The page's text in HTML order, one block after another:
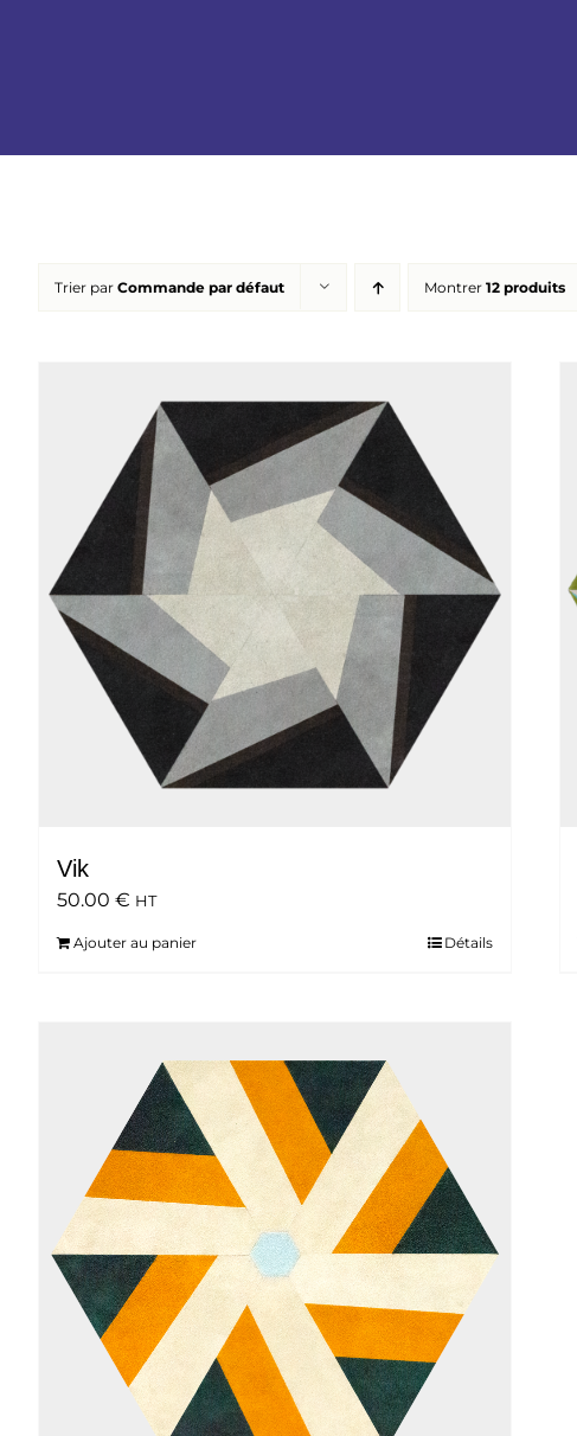
Trier par Commande par défaut Montrer 12 produits
Vik
50.00 € HT
Ajouter au panier Détails